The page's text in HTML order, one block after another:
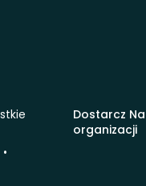
Dostarcz
organizacji